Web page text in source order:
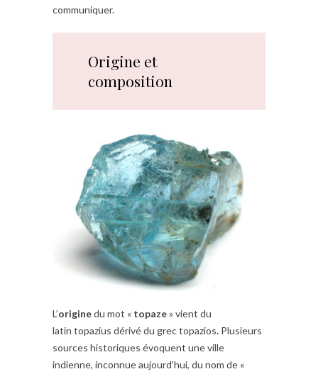
communiquer.
Origine et
composition
L’originedu mot « topaze» vient du
latin topazius dérivé du grec topazios. Plusieurs
sources historiques évoquent une ville
indienne, inconnue aujourd’hui, du nom de «